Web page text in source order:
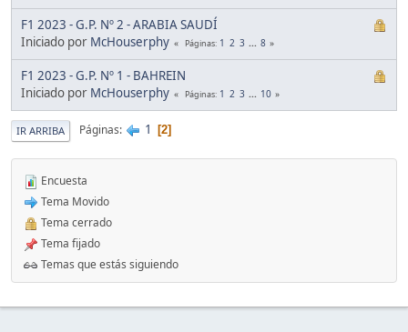
F1 2023 - G.P. Nº 2 - ARABIA SAUDÍ
Iniciado por McHouserphy Páginas 1 2 3 ... 8
F1 2023 - G.P. Nº 1 - BAHREIN
Iniciado por McHouserphy Páginas 1 2 3 ... 10
IR ARRIBA Páginas 1 2
Encuesta
Tema Movido
Tema cerrado
Tema fijado
Temas que estás siguiendo